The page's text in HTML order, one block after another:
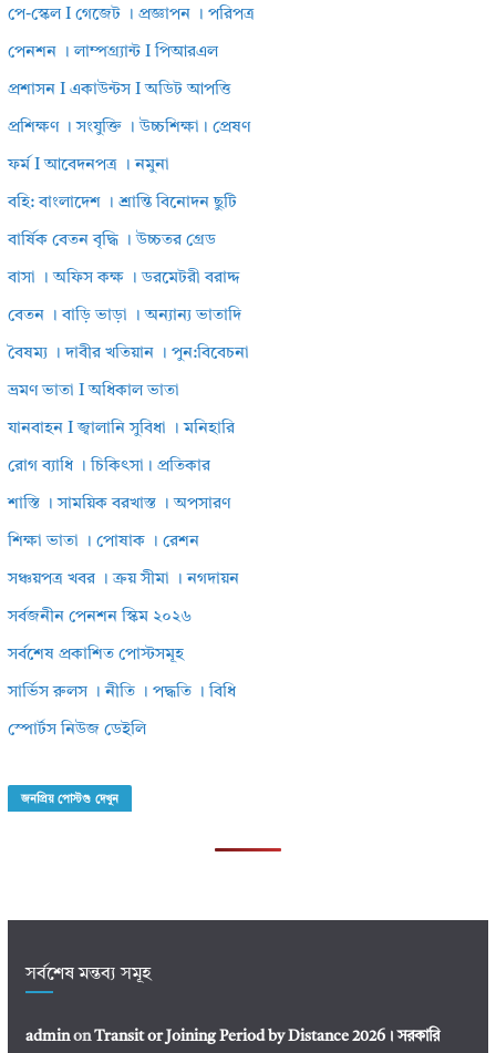
পে-স্কেল I গেজেট । প্রজ্ঞাপন । পরিপত্র
পেনশন । লাম্পগ্র্যান্ট I পিআরএল
প্রশাসন I একাউন্টস I অডিট আপত্তি
প্রশিক্ষণ । সংযুক্তি । উচ্চশিক্ষা। প্রেষণ
ফর্ম I আবেদনপত্র । নমুনা
বহি: বাংলাদেশ । শ্রান্তি বিনোদন ছুটি
বার্ষিক বেতন বৃদ্ধি । উচ্চতর গ্রেড
বাসা । অফিস কক্ষ । ডরমেটরী বরাদ্দ
বেতন । বাড়ি ভাড়া । অন্যান্য ভাতাদি
বৈষম্য । দাবীর খতিয়ান । পুন:বিবেচনা
ভ্রমণ ভাতা I অধিকাল ভাতা
যানবাহন I জ্বালানি সুবিধা । মনিহারি
রোগ ব্যাধি । চিকিৎসা। প্রতিকার
শাস্তি । সাময়িক বরখাস্ত । অপসারণ
শিক্ষা ভাতা । পোষাক । রেশন
সঞ্চয়পত্র খবর । ক্রয় সীমা । নগদায়ন
সর্বজনীন পেনশন স্কিম ২০২৬
সর্বশেষ প্রকাশিত পোস্টসমূহ
সার্ভিস রুলস । নীতি । পদ্ধতি । বিধি
স্পোর্টস নিউজ ডেইলি
জনপ্রিয় পোস্টগু দেখুন
সর্বশেষ মন্তব্য সমূহ
adminonTransit or Joining Period by Distance 2026। সরকারি